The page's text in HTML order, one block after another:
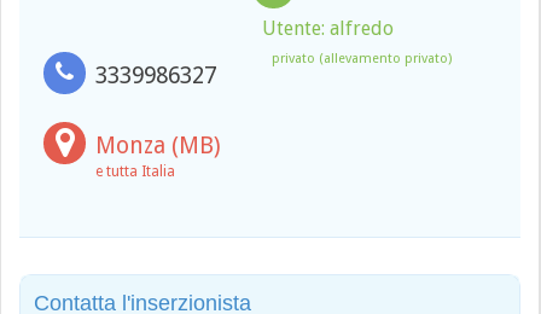
3339986327
Utente: alfredo
privato (allevamento privato)
Monza (MB)
e tutta Italia
Contatta l'inserzionista